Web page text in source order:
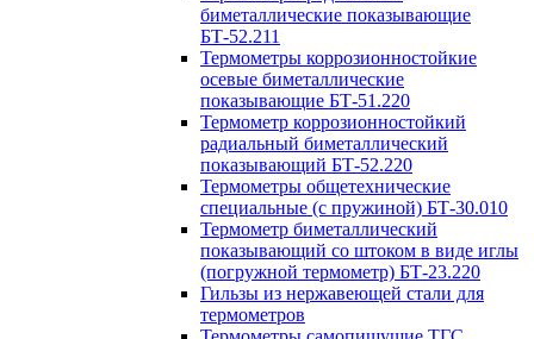
биметаллические показывающие
БТ-52.211
Термометры коррозионностойкие
осевые биметаллические
показывающие БТ-51.220
Термометр коррозионностойкий
радиальный биметаллический
показывающий БТ-52.220
Термометры общетехнические
специальные (с пружиной) БТ-30.010
Термометр биметаллический
показывающий со штоком в виде иглы
(погружной термометр) БТ-23.220
Гильзы из нержавеющей стали для
термометров